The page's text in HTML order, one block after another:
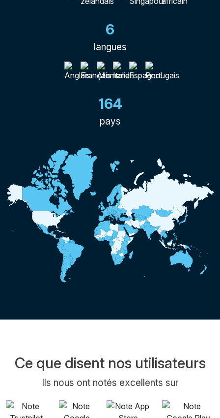
6
langues
164
pays
Ce que disent nos utilisateurs
Ils nous ont notés excellents sur